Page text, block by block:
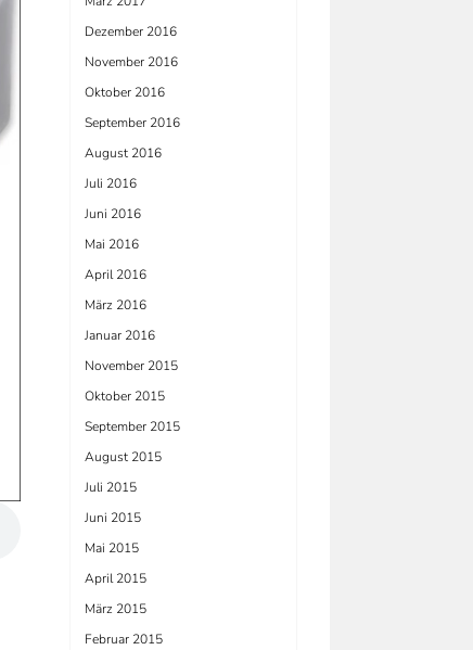
Dezember 2016
November 2016
Oktober 2016
September 2016
August 2016
Juli 2016
Juni 2016
Mai 2016
April 2016
März 2016
Januar 2016
November 2015
Oktober 2015
September 2015
August 2015
Juli 2015
Juni 2015
Mai 2015
April 2015
März 2015
Februar 2015